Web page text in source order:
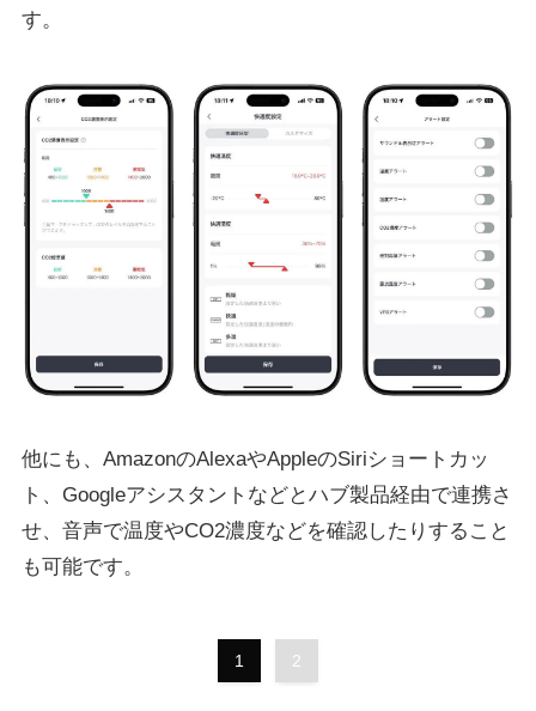
す。
他にも、AmazonのAlexaやAppleのSiriショートカッ
ト、Googleアシスタントなどとハブ製品経由で連携さ
せ、音声で温度やCO2濃度などを確認したりすること
も可能です。
1 2